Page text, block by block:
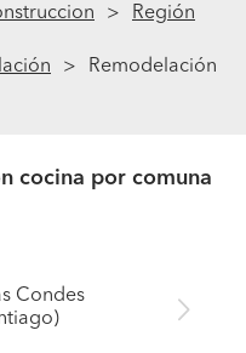
Región
Remodelación
cocina por comuna
Condes